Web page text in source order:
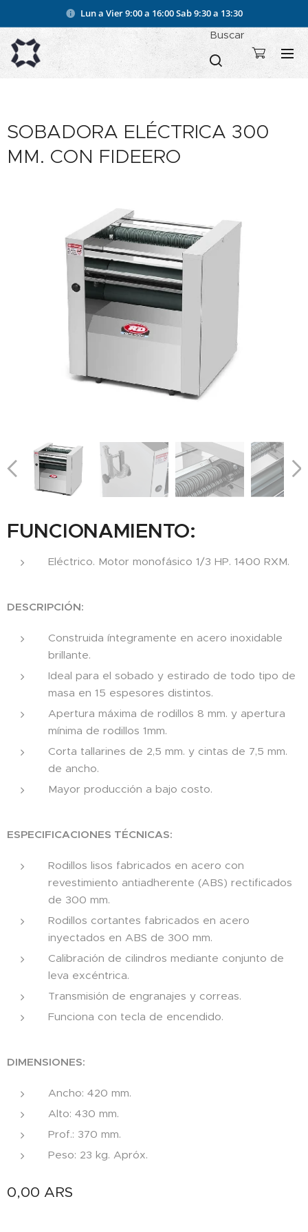
Lun a Vier 9:00 a 16:00Sab 9:30 a 13:30
Buscar
SOBADORA ELÉCTRICA 300
MM. CON FIDEERO
FUNCIONAMIENTO:
Eléctrico. Motor monofásico 1/3 HP. 1400 RXM.
DESCRIPCIÓN:
Construida íntegramente en acero inoxidable
brillante.
Ideal para el sobado y estirado de todo tipo de
masa en 15 espesores distintos.
Apertura máxima de rodillos 8 mm. y apertura
mínima de rodillos 1mm.
Corta tallarines de 2,5 mm. y cintas de 7,5 mm.
de ancho.
Mayor producción a bajo costo.
ESPECIFICACIONES TÉCNICAS:
Rodillos lisos fabricados en acero con
revestimiento antiadherente (ABS) rectificados
de 300 mm.
Rodillos cortantes fabricados en acero
inyectados en ABS de 300 mm.
Calibración de cilindros mediante conjunto de
leva excéntrica.
Transmisión de engranajes y correas.
Funciona con tecla de encendido.
DIMENSIONES:
Ancho: 420 mm.
Alto: 430 mm.
Prof.: 370 mm.
Peso: 23 kg. Apróx.
0,00 ARS